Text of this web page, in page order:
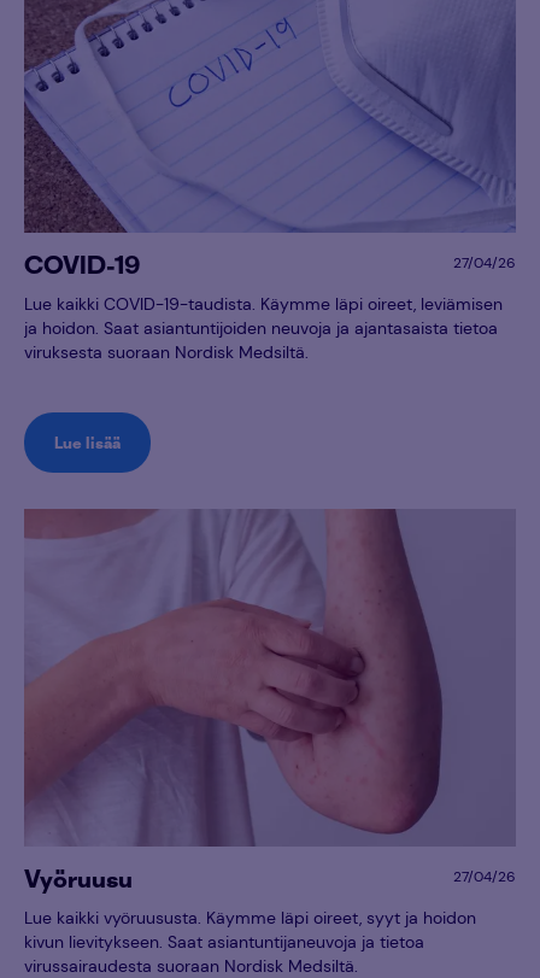
COVID-19 27/04/26
Lue kaikki COVID-19-taudista. Käymme läpi oireet, leviämisen
ja hoidon. Saat asiantuntijoiden neuvoja ja ajantasaista tietoa
viruksesta suoraan Nordisk Medsiltä.
Lue lisää
Vyöruusu 27/04/26
Lue kaikki vyöruususta. Käymme läpi oireet, syyt ja hoidon
kivun lievitykseen. Saat asiantuntijaneuvoja ja tietoa
virussairaudesta suoraan Nordisk Medsiltä.